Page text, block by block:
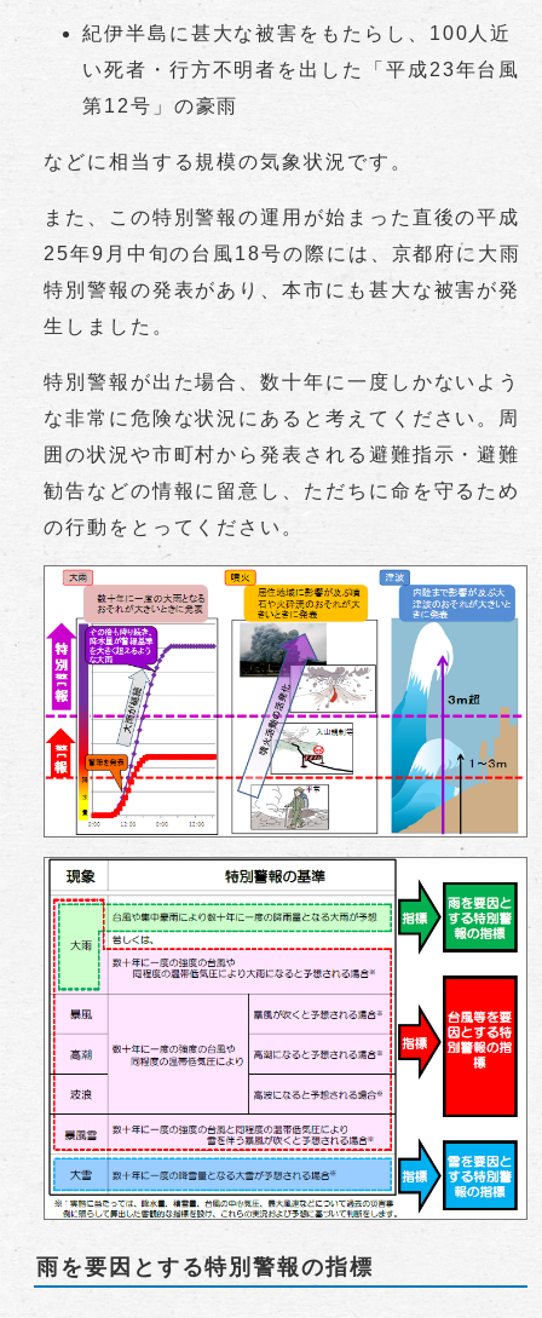
紀伊半島に甚大な被害をもたらし、100人近
い死者・行方不明者を出した「平成23年台風
第12号」の豪雨
などに相当する規模の気象状況です。
また、この特別警報の運用が始まった直後の平成
25年9月中旬の台風18号の際には、京都府に大雨
特別警報の発表があり、本市にも甚大な被害が発
生しました。
特別警報が出た場合、数十年に一度しかないよう
な非常に危険な状況にあると考えてください。周
囲の状況や市町村から発表される避難指示・避難
勧告などの情報に留意し、ただちに命を守るため
の行動をとってください。
雨を要因とする特別警報の指標